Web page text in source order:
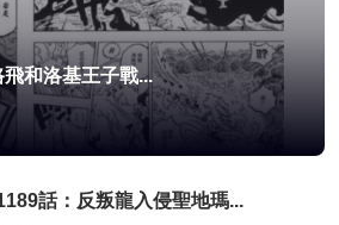
和洛基王子戰...
話：反叛龍入侵聖地瑪...